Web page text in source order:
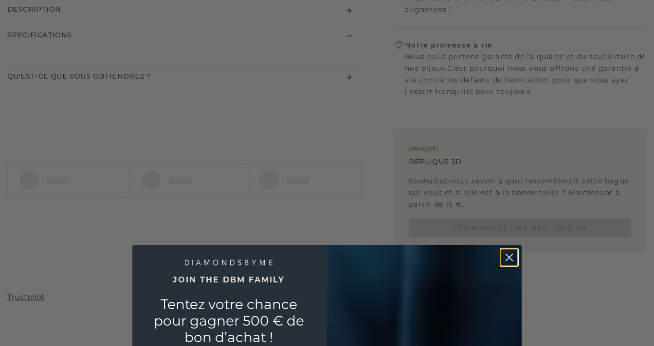
alignerons !
Notre promesse à vie
Nous nous portons garants de la qualité et du savoir-faire de
nos bijoux.C'est pourquoi nous vous offrons une garantie à
vie contre les défauts de fabrication, pour que vous ayez
l'esprit tranquille pour toujours.
UNIQUE !
RÉPLIQUE 3D
Souhaitez-vous savoir à quoi ressemblerait cette bague
sur vous et si elle est à la bonne taille ? Maintenant à
partir de 15 €.
DESCRIPTION
SPECIFICATIONS
QU'EST-CE QUE VOUS OBTIENDREZ ?
Trustpilot
JOIN THE DBM FAMILY
Tentez votre chance
pour gagner 500 € de
bon d’achat !